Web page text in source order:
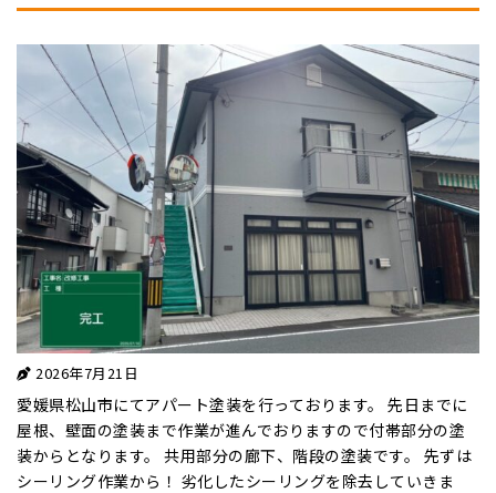
2026年7月21日
愛媛県松山市にてアパート塗装を行っております。 先日までに
屋根、壁面の塗装まで作業が進んでおりますので付帯部分の塗
装からとなります。 共用部分の廊下、階段の塗装です。 先ずは
シーリング作業から！ 劣化したシーリングを除去していきま